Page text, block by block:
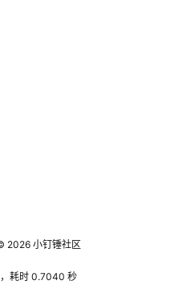
2026 小钉锤社区
耗时 0.7040 秒